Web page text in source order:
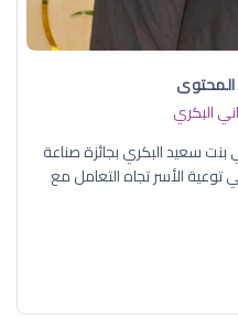
المحتوى
البكري
سعيد البكري بجائزة صناعة
توعية الأسر تجاه التعامل مع